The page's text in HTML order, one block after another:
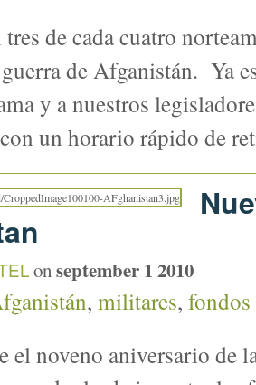
de cada cuatro
de Afganistán. Ya
y a nuestros
un horario rápido de
onseptember 1 2010
, militares, fondos
el noveno aniversario de